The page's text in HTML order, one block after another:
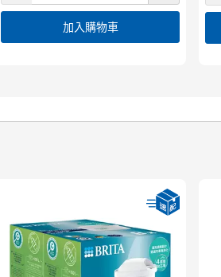
加入購物車